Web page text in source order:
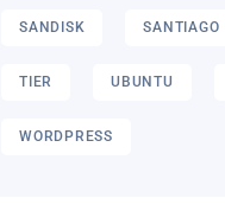
SANDISK SANTIAGO
TIER UBUNTU
WORDPRESS